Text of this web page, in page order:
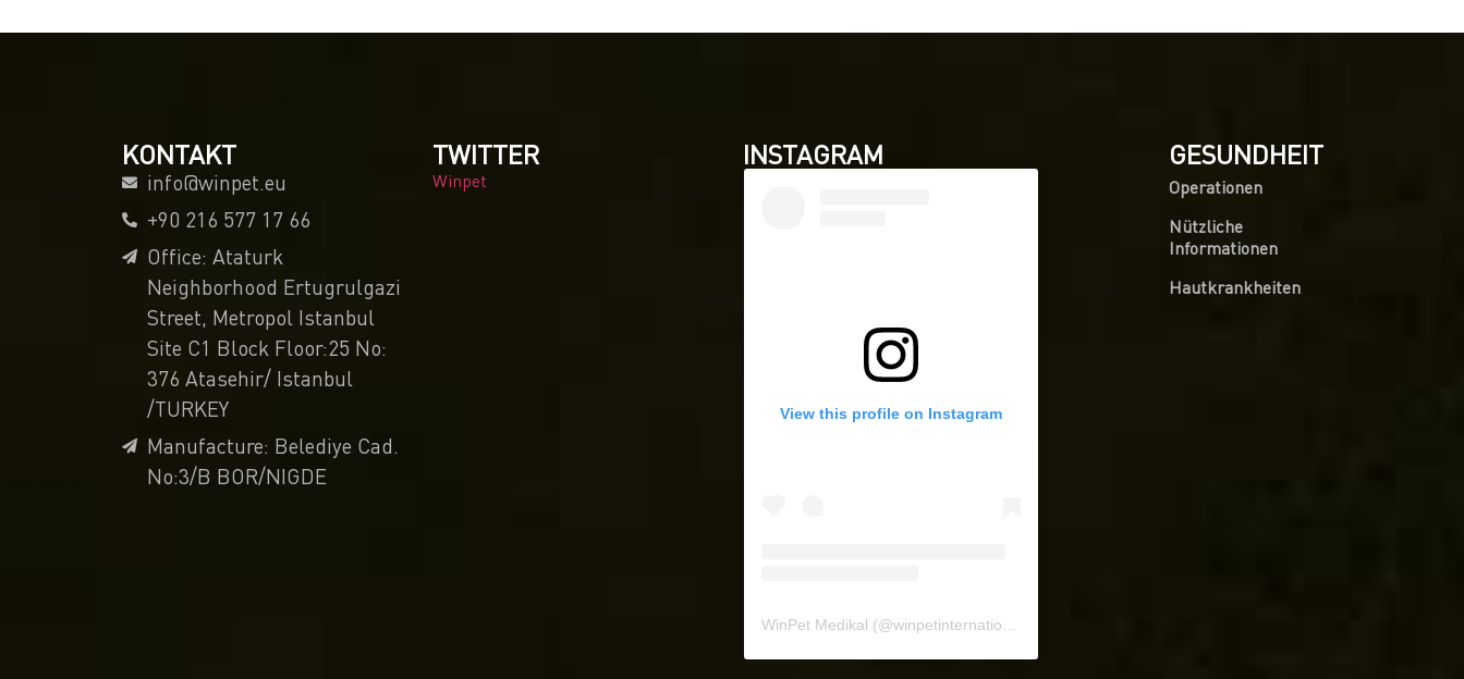
KONTAKT
info@winpet.eu
+90 216 577 17 66
Office: Ataturk
Neighborhood Ertugrulgazi
Street, Metropol Istanbul
Site C1 Block Floor:25 No:
376 Atasehir/ Istanbul
/TURKEY
Manufacture: Belediye Cad.
No:3/B BOR/NIGDE
TWITTER
Winpet
INSTAGRAM
View this profile on Instagram
WinPet Medikal (@winpetinternational
GESUNDHEIT
Operationen
Nützliche
Informationen
Hautkrankheiten